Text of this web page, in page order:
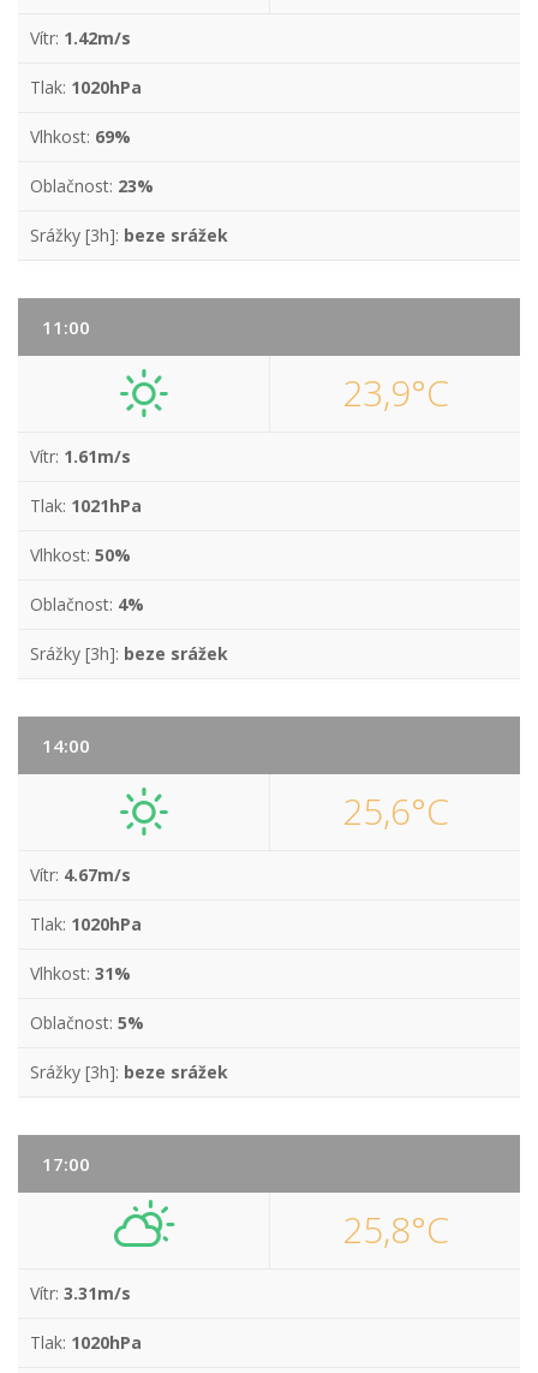
Vítr: 1.42m/s
Tlak: 1020hPa
Vlhkost: 69%
Oblačnost: 23%
Srážky [3h]: beze srážek
11:00
23,9°C
Vítr: 1.61m/s
Tlak: 1021hPa
Vlhkost: 50%
Oblačnost: 4%
Srážky [3h]: beze srážek
14:00
25,6°C
Vítr: 4.67m/s
Tlak: 1020hPa
Vlhkost: 31%
Oblačnost: 5%
Srážky [3h]: beze srážek
17:00
25,8°C
Vítr: 3.31m/s
Tlak: 1020hPa